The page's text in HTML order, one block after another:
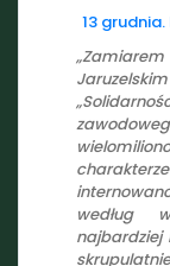
13
według
najbardziej